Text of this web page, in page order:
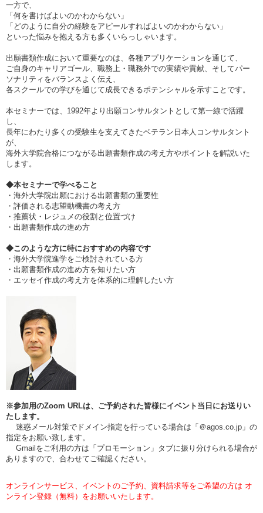
一方で、
「何を書けばよいのかわからない」
「どのように自分の経験をアピールすればよいのかわからない」
といった悩みを抱える方も多くいらっしゃいます。
出願書類作成において重要なのは、各種アプリケーションを通じて、
ご自身のキャリアゴール、職務上・職務外での実績や貢献、そしてパー
ソナリティをバランスよく伝え、
各スクールでの学びを通じて成長できるポテンシャルを示すことです。
本セミナーでは、1992年より出願コンサルタントとして第一線で活躍
し、
長年にわたり多くの受験生を支えてきたベテラン日本人コンサルタント
が、
海外大学院合格につながる出願書類作成の考え方やポイントを解説いた
します。
◆本セミナーで学べること
・海外大学院出願における出願書類の重要性
・評価される志望動機書の考え方
・推薦状・レジュメの役割と位置づけ
・出願書類作成の進め方
◆このような方に特におすすめの内容です
・海外大学院進学をご検討されている方
・出願書類作成の進め方を知りたい方
・エッセイ作成の考え方を体系的に理解したい方
※参加用のZoom URLは、ご予約された皆様にイベント当日にお送りい
たします。
迷惑メール対策でドメイン指定を行っている場合は「＠agos.co.jp」の
指定をお願い致します。
Gmailをご利用の方は「プロモーション」タブに振り分けられる場合が
ありますので、合わせてご確認ください。
オンラインサービス、イベントのご予約、資料請求等をご希望の方は オ
ンライン登録（無料）をお願いいたします。